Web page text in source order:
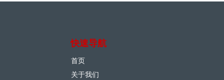
首页
关于我们
快速导航